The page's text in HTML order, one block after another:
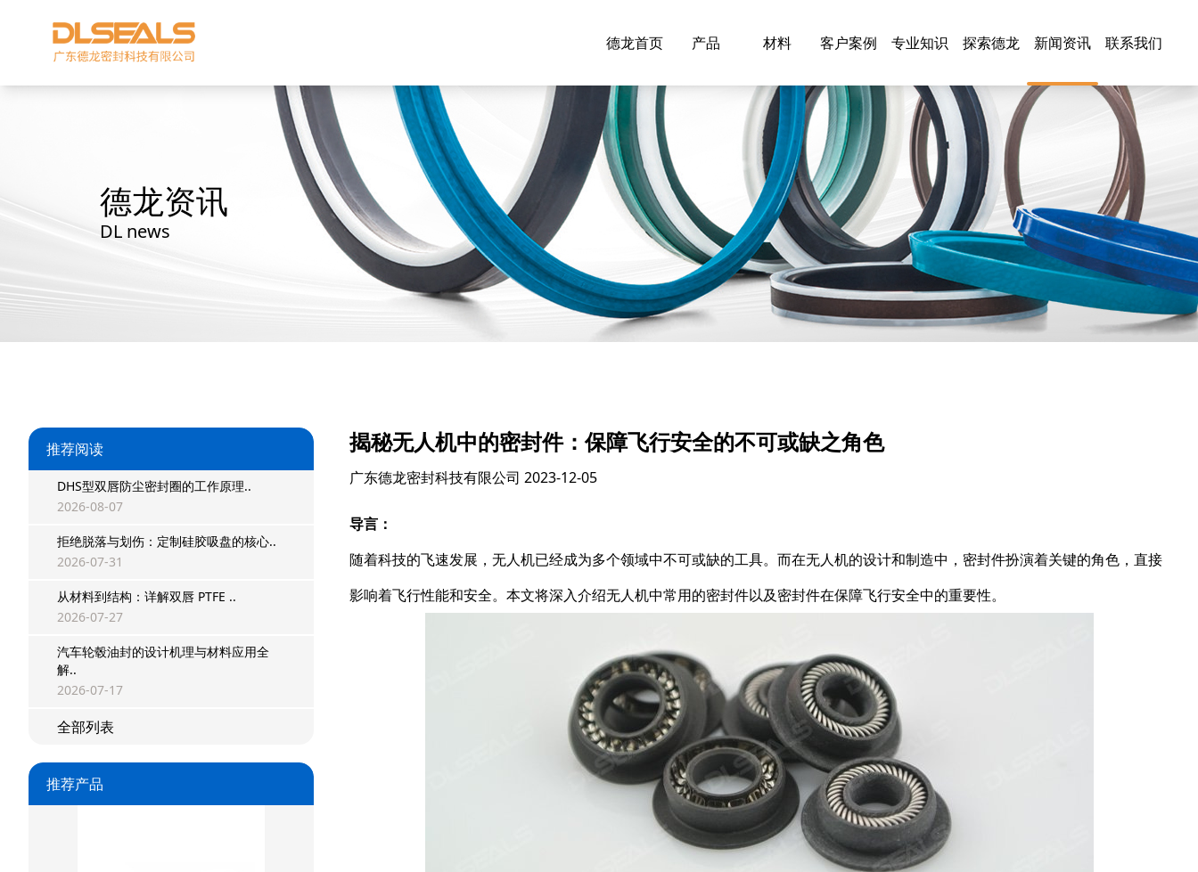
德龙首页 产品 材料 客户案例 专业知识 探索德龙 新闻资讯 联系我们
德龙资讯
DL news
推荐阅读
DHS型双唇防尘密封圈的工作原理..
2026-08-07
拒绝脱落与划伤：定制硅胶吸盘的核心..
2026-07-31
从材料到结构：详解双唇 PTFE ..
2026-07-27
汽车轮毂油封的设计机理与材料应用全
解..
2026-07-17
全部列表
推荐产品
星型双O组合
双唇同轴密封
揭秘无人机中的密封件：保障飞行安全的不可或缺之角色
广东德龙密封科技有限公司 2023-12-05
导言：
随着科技的飞速发展，无人机已经成为多个领域中不可或缺的工具。而在无人机的设计和制造中，密封件扮演着关键的角色，直接
影响着飞行性能和安全。本文将深入介绍无人机中常用的密封件以及密封件在保障飞行安全中的重要性。